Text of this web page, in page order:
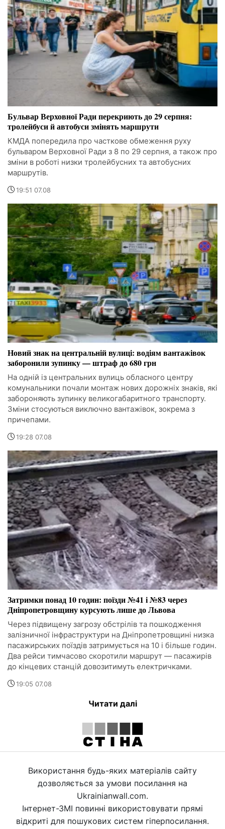
Бульвар Верховної Ради перекриють до 29 серпня:
тролейбуси й автобуси змінять маршрути
КМДА попередила про часткове обмеження руху
бульваром Верховної Ради з 8 по 29 серпня, а також про
зміни в роботі низки тролейбусних та автобусних
маршрутів.
19:51 07.08
Новий знак на центральній вулиці: водіям вантажівок
заборонили зупинку — штраф до 680 грн
На одній із центральних вулиць обласного центру
комунальники почали монтаж нових дорожніх знаків, які
забороняють зупинку великогабаритного транспорту.
Зміни стосуються виключно вантажівок, зокрема з
причепами.
19:28 07.08
Затримки понад 10 годин: поїзди №41 і №83 через
Дніпропетровщину курсують лише до Львова
Через підвищену загрозу обстрілів та пошкодження
залізничної інфраструктури на Дніпропетровщині низка
пасажирських поїздів затримується на 10 і більше годин.
Два рейси тимчасово скоротили маршрут — пасажирів
до кінцевих станцій довозитимуть електричками.
19:05 07.08
Читати далі
Використання будь-яких матеріалів сайту
дозволяється за умови посилання на
Ukrainianwall.com.
Інтернет-ЗМІ повинні використовувати прямі
відкриті для пошукових систем гіперпосилання.